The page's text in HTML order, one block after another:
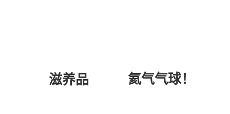
滋养品 氦气气球！